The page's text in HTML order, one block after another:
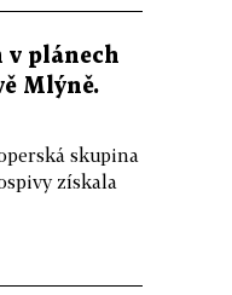
v plánech
Mlýně.
skupina
získala